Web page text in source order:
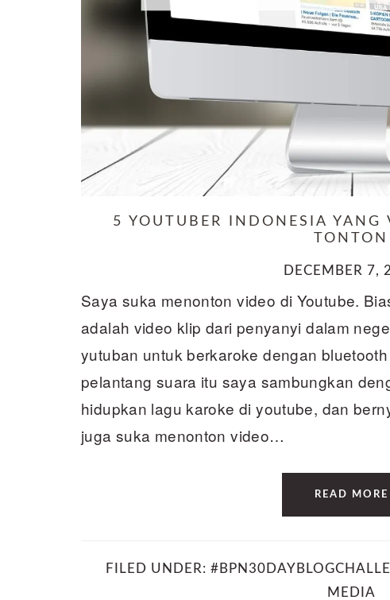
5 YOUTUBER INDONESIA YANG
TONTON
DECEMBER 7,
Saya suka menonton video di Youtube.
adalah video klip dari penyanyi dalam
yutuban untuk berkaroke dengan
pelantang suara itu saya sambungkan
hidupkan lagu karoke di youtube, dan
juga suka menonton video…
READ MORE
FILED UNDER:
MEDIA